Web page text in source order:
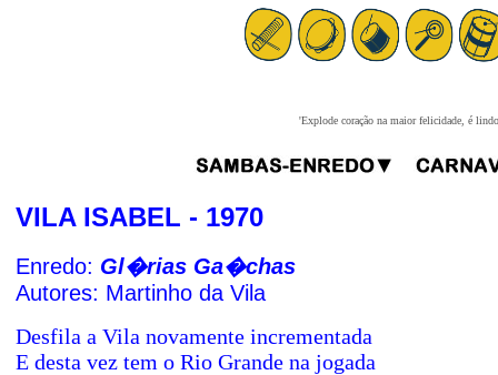
'Explode coração na maior felicidade, é
VILA ISABEL - 1970
Enredo: Gl�rias Ga�chas
Autores: Martinho da Vila
Desfila a Vila novamente incrementada
E desta vez tem o Rio Grande na jogada